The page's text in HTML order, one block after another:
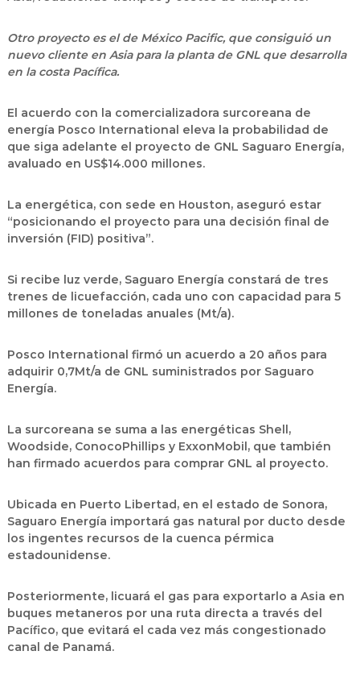
Otro proyecto es el de México Pacific, que consiguió un
nuevo cliente en Asia para la planta de GNL que desarrolla
en la costa Pacífica.
El acuerdo con la comercializadora surcoreana de
energía Posco International eleva la probabilidad de
que siga adelante el proyecto de GNL Saguaro Energía,
avaluado en US$14.000 millones.
La energética, con sede en Houston, aseguró estar
“posicionando el proyecto para una decisión final de
inversión (FID) positiva”.
Si recibe luz verde, Saguaro Energía constará de tres
trenes de licuefacción, cada uno con capacidad para 5
millones de toneladas anuales (Mt/a).
Posco International firmó un acuerdo a 20 años para
adquirir 0,7Mt/a de GNL suministrados por Saguaro
Energía.
La surcoreana se suma a las energéticas Shell,
Woodside, ConocoPhillips y ExxonMobil, que también
han firmado acuerdos para comprar GNL al proyecto.
Ubicada en Puerto Libertad, en el estado de Sonora,
Saguaro Energía importará gas natural por ducto desde
los ingentes recursos de la cuenca pérmica
estadounidense.
Posteriormente, licuará el gas para exportarlo a Asia en
buques metaneros por una ruta directa a través del
Pacífico, que evitará el cada vez más congestionado
canal de Panamá.